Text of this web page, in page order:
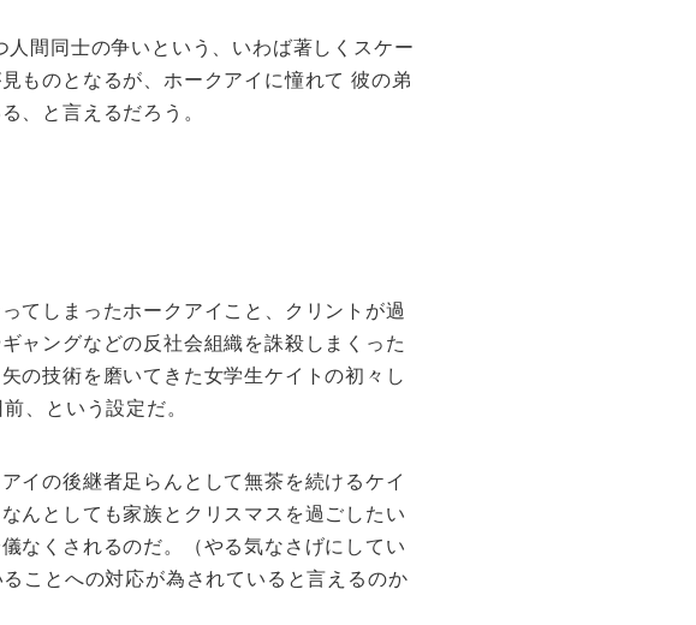
間同士の争いという、いわば著しくスケー
ものとなるが、ホークアイに憧れて 彼の弟
、と言えるだろう。
てしまったホークアイこと、クリントが過
ャングなどの反社会組織を誅殺しまくった
の技術を磨いてきた女学生ケイトの初々し
、という設定だ。
イの後継者足らんとして無茶を続けるケイ
んとしても家族とクリスマスを過ごしたい
なくされるのだ。（やる気なさげにしてい
ことへの対応が為されていると言えるのか